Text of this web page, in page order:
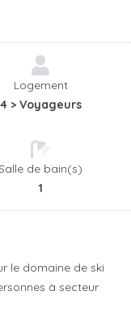
Logement
4 > Voyageurs
de bain(s)
1
le domaine de ski
à secteur